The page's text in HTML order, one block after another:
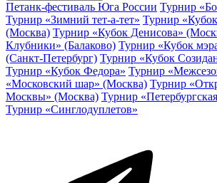
Петанк-фестиваль Юга России Турнир
Турнир «Зимний тет-а-тет» Турнир
(Москва) Турнир «Кубок Денисова»
Клубники» (Балаково) Турнир «Кубок
(Санкт-Петербург) Турнир «Кубок
Турнир «Кубок Федора» Турнир
«Московский шар» (Москва) Турнир
Москвы» (Москва) Турнир
Турнир «Синглодуплетов»